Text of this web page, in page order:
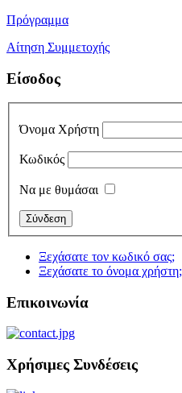
Πρόγραμμα
Αίτηση Συμμετοχής
Είσοδος
Όνομα Χρήστη
Κωδικός
Να με θυμάσαι
Ξεχάσατε τον κωδικό σας;
Ξεχάσατε το όνομα χρήστη;
Επικοινωνία
Χρήσιμες Συνδέσεις